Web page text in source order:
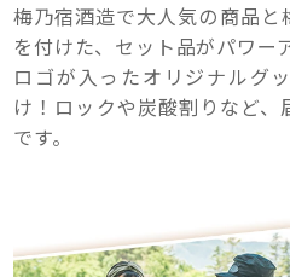
梅乃宿酒造で大人気の商品
を付けた、セット品がパワー
ロゴが入ったオリジナルグ
け！ロックや炭酸割りなど
です。